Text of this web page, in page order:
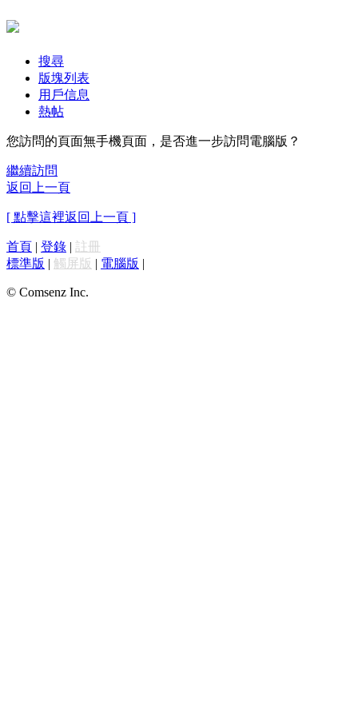
搜尋
版塊列表
用戶信息
熱帖
您訪問的頁面無手機頁面，是否進一步訪問電腦版？
繼續訪問
返回上一頁
[ 點擊這裡返回上一頁 ]
首頁 | 登錄 | 註冊
標準版 | 觸屏版 | 電腦版 |
© Comsenz Inc.